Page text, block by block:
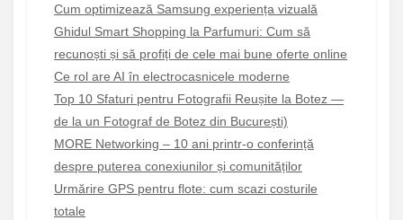
Cum optimizează Samsung experiența vizuală
Ghidul Smart Shopping la Parfumuri: Cum să
recunoști și să profiți de cele mai bune oferte online
Ce rol are AI în electrocasnicele moderne
Top 10 Sfaturi pentru Fotografii Reușite la Botez —
de la un Fotograf de Botez din București)
MORE Networking – 10 ani printr-o conferință
despre puterea conexiunilor și comunităților
Urmărire GPS pentru flote: cum scazi costurile
totale